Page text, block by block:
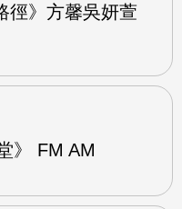
徑》方馨吳妍萱
》 FM AM